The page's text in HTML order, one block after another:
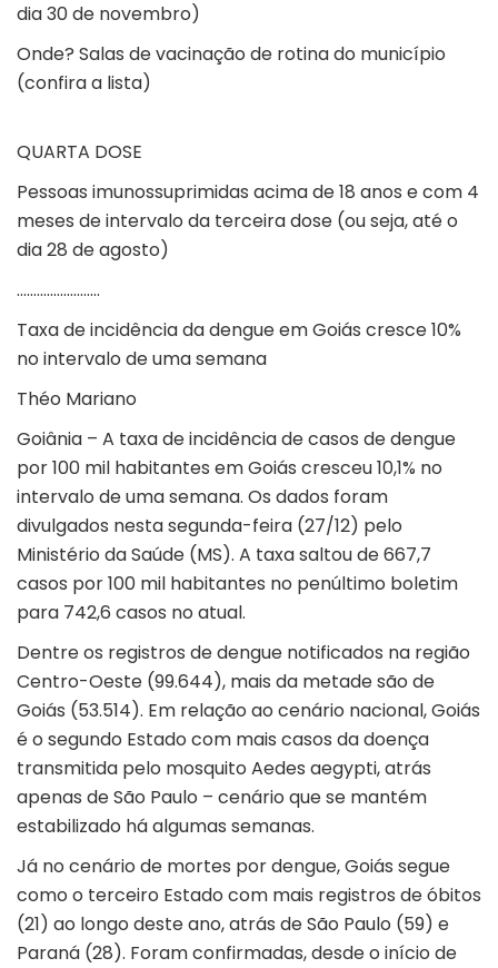
dia 30 de novembro)
Onde? Salas de vacinação de rotina do município
(confira a lista)
QUARTA DOSE
Pessoas imunossuprimidas acima de 18 anos e com 4
meses de intervalo da terceira dose (ou seja, até o
dia 28 de agosto)
…………………….
Taxa de incidência da dengue em Goiás cresce 10%
no intervalo de uma semana
Théo Mariano
Goiânia – A taxa de incidência de casos de dengue
por 100 mil habitantes em Goiás cresceu 10,1% no
intervalo de uma semana. Os dados foram
divulgados nesta segunda-feira (27/12) pelo
Ministério da Saúde (MS). A taxa saltou de 667,7
casos por 100 mil habitantes no penúltimo boletim
para 742,6 casos no atual.
Dentre os registros de dengue notificados na região
Centro-Oeste (99.644), mais da metade são de
Goiás (53.514). Em relação ao cenário nacional, Goiás
é o segundo Estado com mais casos da doença
transmitida pelo mosquito Aedes aegypti, atrás
apenas de São Paulo – cenário que se mantém
estabilizado há algumas semanas.
Já no cenário de mortes por dengue, Goiás segue
como o terceiro Estado com mais registros de óbitos
(21) ao longo deste ano, atrás de São Paulo (59) e
Paraná (28). Foram confirmadas, desde o início de